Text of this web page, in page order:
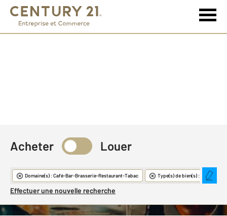
Commerce & Fonds
Acheter Louer
Domaine(s) : Café-Bar-Brasserie-Restaurant-Tabac Type(s) de bien(s) : Restaurant
Effectuer une nouvelle recherche